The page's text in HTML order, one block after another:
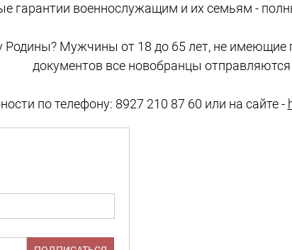
гарантии военнослужащим и их семьям -
Родины? Мужчины от 18 до 65 лет, не имеющие
документов все новобранцы
по телефону: 8927 210 87 60 или на сайте -